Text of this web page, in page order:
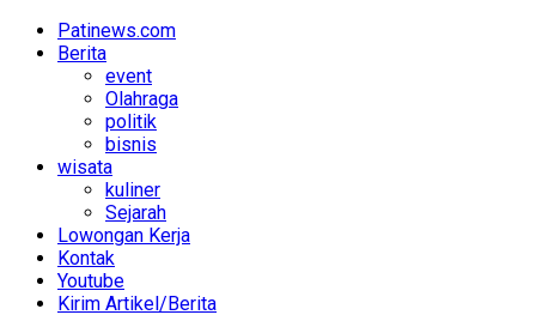
Patinews.com
Berita
event
Olahraga
politik
bisnis
wisata
kuliner
Sejarah
Lowongan Kerja
Kontak
Youtube
Kirim Artikel/Berita